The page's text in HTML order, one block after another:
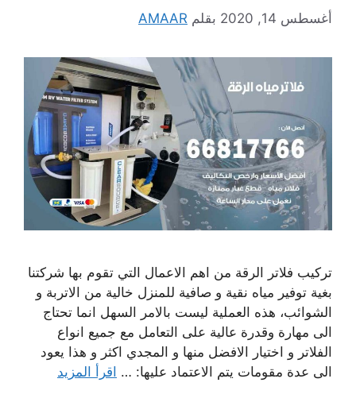
أغسطس 14, 2020 بقلم AMAAR
تركيب فلاتر الرقة من اهم الاعمال التي تقوم بها شركتنا
بغية توفير مياه نقية و صافية للمنزل خالية من الاتربة و
الشوائب، هذه العملية ليست بالامر السهل انما تحتاج
الى مهارة وقدرة عالية على التعامل مع جميع انواع
الفلاتر و اختيار الافضل منها و المجدي اكثر و هذا يعود
الى عدة مقومات يتم الاعتماد عليها: … اقرأ المزيد